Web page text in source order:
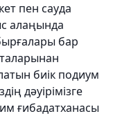
пен сауда
алаңында
бар
биік подиум
дәуірімізге
ғибадатханасы